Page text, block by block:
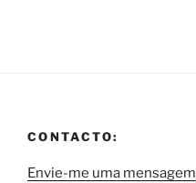
CONTACTO:
Envie-me uma mensagem